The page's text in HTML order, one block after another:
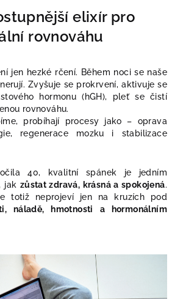
elixír pro
rovnováhu
jen hezké rčení. Během noci se naše
Zvyšuje se prokrvení, aktivuje se
hormonu (hGH), pleť se čistí
rovnováhu.
probíhají procesy jako – oprava
regenerace mozku i stabilizace
40, kvalitní spánek je jedním
jak zůstat zdravá, krásná a spokojená.
totiž neprojeví jen na kruzích pod
náladě, hmotnosti a hormonálním